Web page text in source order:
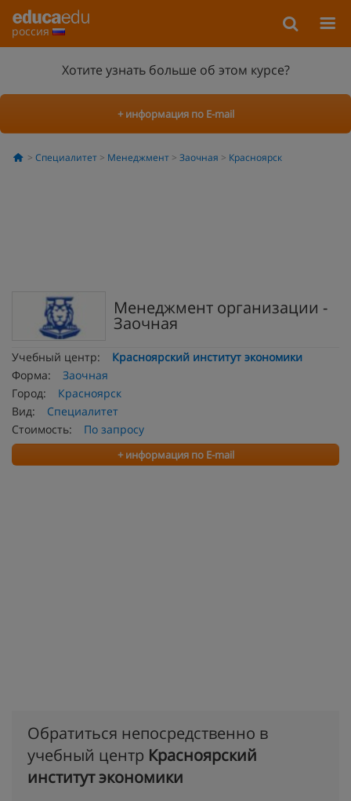
россия
Хотите узнать больше об этом курсе?
+ информация по E-mail
Специалитет Менеджмент Заочная Красноярск
Менеджмент организации -
Заочная
Учебный центр:
Красноярский институт экономики
Форма:
Заочная
Город:
Красноярск
Вид:
Специалитет
Стоимость:
По запросу
+ информация по E-mail
Обратиться непосредственно в
учебный центр Красноярский
институт экономики